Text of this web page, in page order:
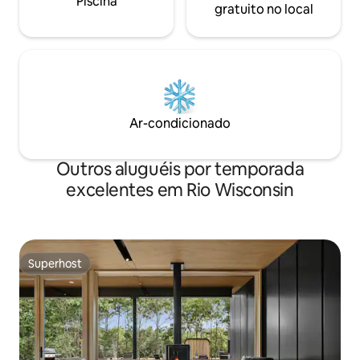
gratuito no local
Ar-condicionado
Outros aluguéis por temporada
excelentes em Rio Wisconsin
Superhost
Superhost